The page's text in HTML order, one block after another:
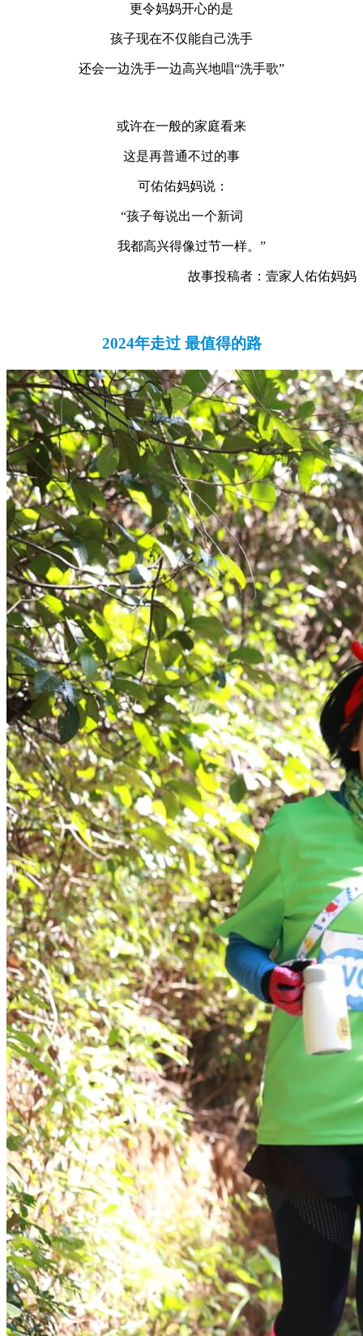
更令妈妈开心的是
孩子现在不仅能自己洗手
还会一边洗手一边高兴地唱“洗手歌”
或许在一般的家庭看来
这是再普通不过的事
可佑佑妈妈说：
“孩子每说出一个新词
我都高兴得像过节一样。”
故事投稿者：壹家人佑佑妈妈
2024年走过 最值得的路